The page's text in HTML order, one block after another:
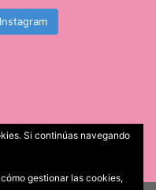
Si continúas navegando
gestionar las cookies,